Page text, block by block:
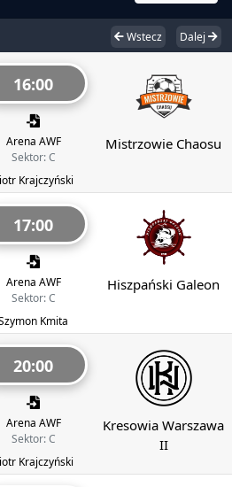
Wstecz Dalej
16:00
Arena AWF
Sektor: C
Krajczyński
Mistrzowie Chaosu
17:00
Arena AWF
Sektor: C
Kmita
Hiszpański Galeon
20:00
Arena AWF
Sektor: C
Krajczyński
Kresowia Warszawa
II